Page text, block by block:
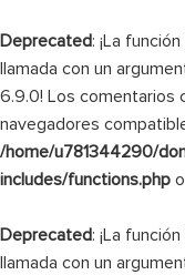
Deprecated: ¡La
llamada con un
6.9.0! Los comentarios
navegadores
/home/u781344290/
includes/functions.php
Deprecated: ¡La
llamada con un